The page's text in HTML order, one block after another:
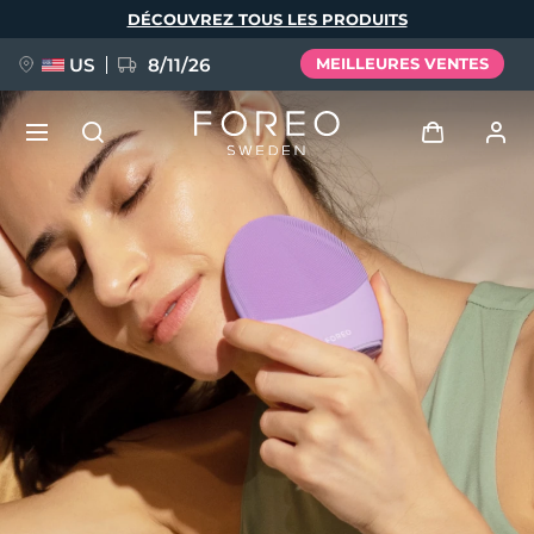
DÉCOUVREZ TOUS LES PRODUITS
US 8/11/26 MEILLEURES VENTES
Profil de l'utilisateur
Mes appareils
Mes commandes
Mes adresses
Mes abonnements
NOUVEAU
FAQ™ Pure Beauty-Tech Elixir
BREAKING NEWS
issa™ Teeth Whitening Set
Langue
English Deutsch
Español
Français
Italiano
Português
Svenska
Русский
Türkçe
简体中文 繁體中文